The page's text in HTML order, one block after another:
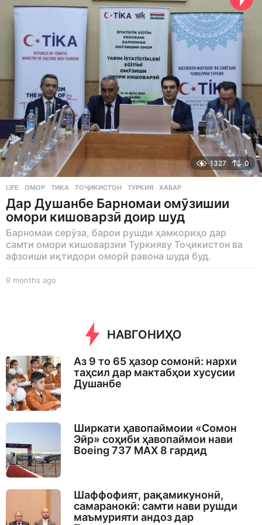
a
1327 0
LIFE ОМОР ,ТИКА ,ТОҶИКИСТОН ,ТУРКИЯ ,ХАБАР
Дар Душанбе Барномаи омӯзишии
омори кишоварзӣ доир шуд
Барномаи серӯза, барои рушди ҳамкориҳо дар
самти омори кишоварзии Туркияву Тоҷикистон ва
афзоиши иқтидори оморӣ равона шуда буд.
9 months ago
a
g
o
НАВГОНИҲО
Аз 9 то 65 ҳазор сомонӣ: нархи
таҳсил дар мактабҳои хусусии
Душанбе
Ширкати ҳавопаймоии «Сомон
Эйр» соҳиби ҳавопаймои нави
Boeing 737 MAX 8 гардид
Шаффофият, рақамикунонӣ,
самаранокӣ: самти нави рушди
маъмурияти андоз дар